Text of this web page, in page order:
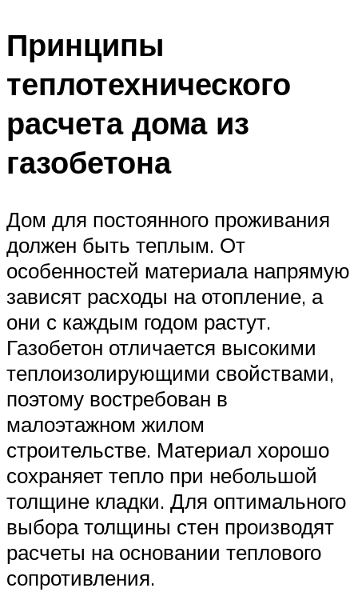
Принципы
теплотехнического
расчета дома из
газобетона
Дом для постоянного проживания
должен быть теплым. От
особенностей материала напрямую
зависят расходы на отопление, а
они с каждым годом растут.
Газобетон отличается высокими
теплоизолирующими свойствами,
поэтому востребован в
малоэтажном жилом
строительстве. Материал хорошо
сохраняет тепло при небольшой
толщине кладки. Для оптимального
выбора толщины стен производят
расчеты на основании теплового
сопротивления.